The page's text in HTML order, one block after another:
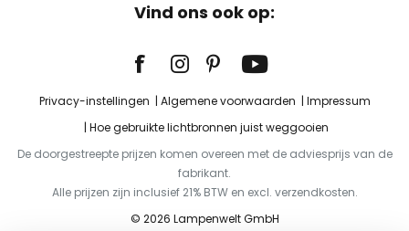
Vind ons ook op:
Privacy-instellingen Algemene voorwaarden
Impressum
Hoe gebruikte lichtbronnen juist weggooien
De doorgestreepte prijzen komen overeen met de adviesprijs van de
fabrikant.
Alle prijzen zijn inclusief 21% BTW en excl. verzendkosten.
© 2026 Lampenwelt GmbH